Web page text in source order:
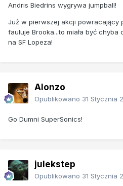
Andris Biedrins wygrywa jumpball!
Już w pierwszej akcji powracający
fauluje Brooka...to miała być
na SF Lopeza!
Alonzo
Opublikowano 31 Stycznia
Go Dumni SuperSonics!
julekstep
Opublikowano 31 Stycznia